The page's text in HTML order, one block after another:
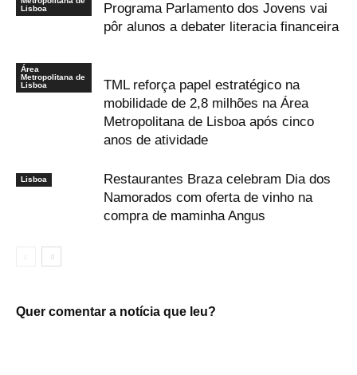
Lisboa
Programa Parlamento dos Jovens vai
pôr alunos a debater literacia financeira
Área
Metropolitana de
Lisboa
TML reforça papel estratégico na
mobilidade de 2,8 milhões na Área
Metropolitana de Lisboa após cinco
anos de atividade
Lisboa
Restaurantes Braza celebram Dia dos
Namorados com oferta de vinho na
compra de maminha Angus
Quer comentar a notícia que leu?